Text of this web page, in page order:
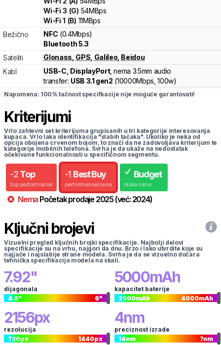
Wi-Fi3 (G) 54MBps
Wi-Fi1 (B) 11MBps
Bežično
NFC (0.4Mbps)
Bluetooth 5.3
Sateliti
Glonass GPS Galileo Beidou
Kabl
USB-C, DisplayPort, nema 3.5mm audio
transfer: USB 3.1 gen2 (10000Mbps,100w)
Napomena: 100% tačnost specifkacije nije moguće garantovati!
Kriterijumi
Vrlo zahtevni set kriterijuma grupisanih u tri kategorije interesovanja
kupaca. Vrlo laka identifikacija "slabih tačaka". Ukoliko je neka od
opcija obojena crvenom bojom, to znači da ne zadovoljava kriterijum te
kategorije mobilnih telefona. Svrha je da ukaže na nedostatak
očekivane funkcionalnosti u specifičnom segmentu.
-2 Top
top performanse
-1 Best Buy
performanse/cena
Budget
niska cena
Nema Početak prodaje 2025 (već: 2024)
Ključni brojevi
Vizuelni pregled ključnih brojki specifikacije. Najbolji delovi
specifikacije su na vrhu, najgori da dnu. Brzo i lako utvrdite koje su
najjače i najslabije strane modela. Svrha je da se vizuelno dočara
tehnička specifikacija modela na skali.
7.92"
dijagonala
4.5" 6"
5000mAh
kapacitet baterije
2000mAh 4000mAh
2156px
rezolucija
720px 1440px
4nm
preciznost izrade
14nm 7nm